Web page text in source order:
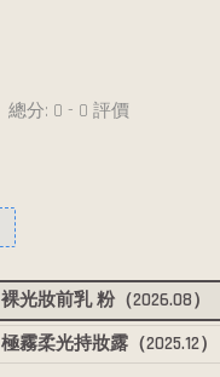
總分: 0 - 0 評價
裸光妝前乳 粉（2026.08）
極霧柔光持妝露（2025.12）